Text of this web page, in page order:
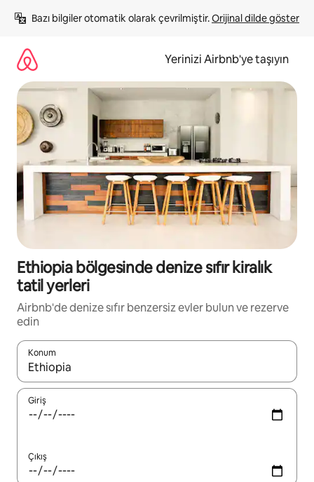
atla
Bazı bilgiler otomatik olarak çevrilmiştir. Orijinal dilde göster
Yerinizi Airbnb'ye taşıyın
Ethiopia bölgesinde denize sıfır kiralık
tatil yerleri
Airbnb'de denize sıfır benzersiz evler bulun ve rezerve
edin
Konum
Sonuçlar kullanılabilir olduğunda yukarı ve aşağı oklarıyla
Giriş
Çıkış